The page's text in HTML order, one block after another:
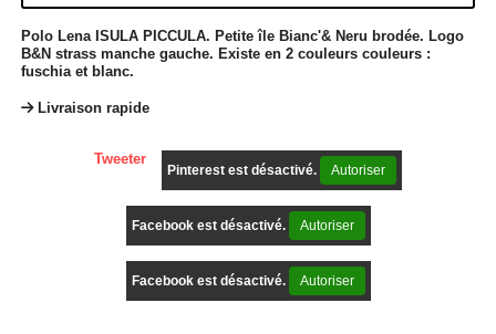
Polo Lena ISULA PICCULA. Petite île Bianc'& Neru brodée. Logo
B&N strass manche gauche. Existe en 2 couleurs couleurs :
fuschia et blanc.
Livraison rapide
Tweeter
Pinterest est désactivé. Autoriser
Facebook est désactivé. Autoriser
Facebook est désactivé. Autoriser